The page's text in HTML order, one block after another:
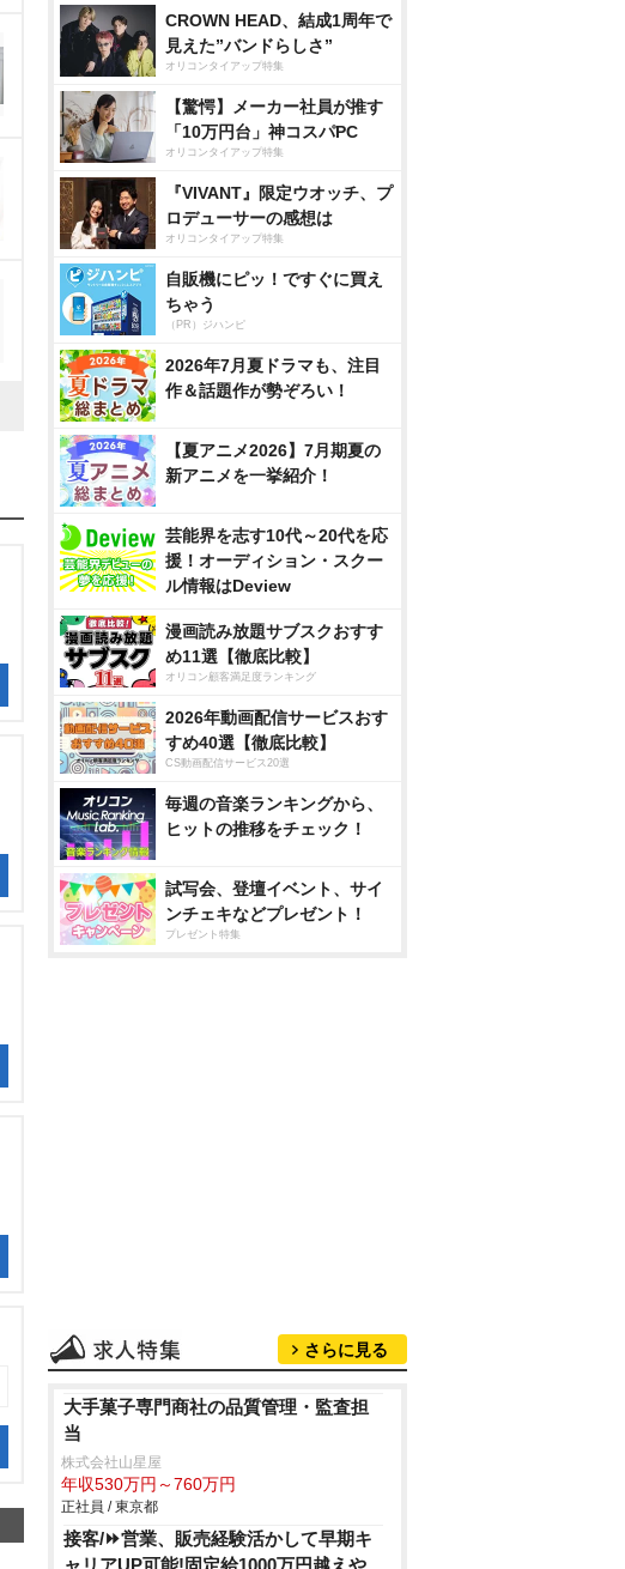
CROWN HEAD、結成1周年で
見えた”バンドらしさ”
オリコンタイアップ特集
【驚愕】メーカー社員が推す
「10万円台」神コスパPC
オリコンタイアップ特集
『VIVANT』限定ウオッチ、プ
ロデューサーの感想は
オリコンタイアップ特集
自販機にピッ！ですぐに買え
ちゃう
（PR）ジハンピ
2026年7月夏ドラマも、注目
作＆話題作が勢ぞろい！
【夏アニメ2026】7月期夏の
新アニメを一挙紹介！
芸能界を志す10代～20代を応
援！オーディション・スクー
ル情報はDeview
漫画読み放題サブスクおすす
め11選【徹底比較】
オリコン顧客満足度ランキング
2026年動画配信サービスおす
すめ40選【徹底比較】
CS動画配信サービス20選
毎週の音楽ランキングから、
ヒットの推移をチェック！
試写会、登壇イベント、サイ
ンチェキなどプレゼント！
プレゼント特集
さらに見る
大手菓子専門商社の品質管理・監査担
当
株式会社山星屋
年収530万円～760万円
正社員 / 東京都
接客/⏩️営業、販売経験活かして早期キ
ャリアUP可能!固定給1000万円越え